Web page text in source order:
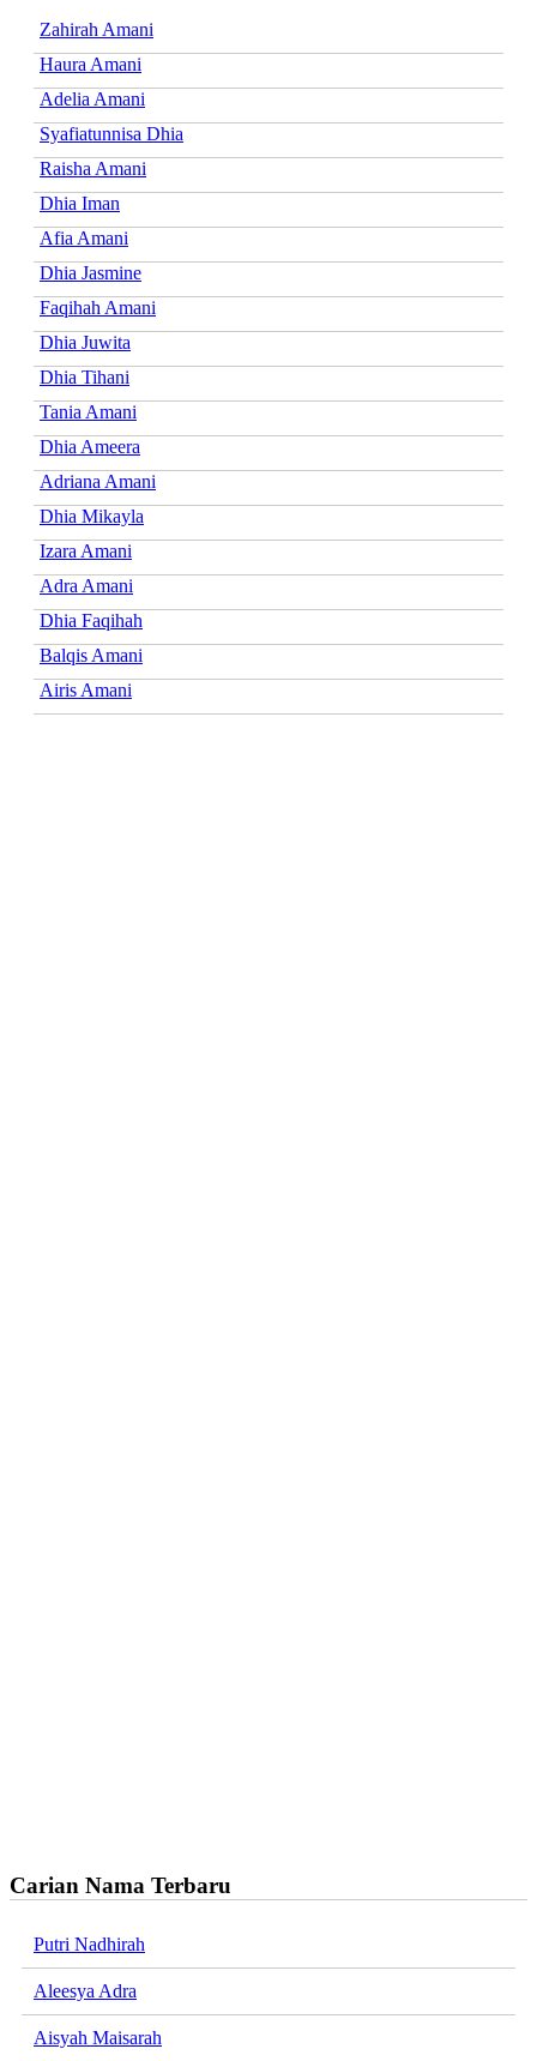
Zahirah Amani
Haura Amani
Adelia Amani
Syafiatunnisa Dhia
Raisha Amani
Dhia Iman
Afia Amani
Dhia Jasmine
Faqihah Amani
Dhia Juwita
Dhia Tihani
Tania Amani
Dhia Ameera
Adriana Amani
Dhia Mikayla
Izara Amani
Adra Amani
Dhia Faqihah
Balqis Amani
Airis Amani
Carian Nama Terbaru
Putri Nadhirah
Aleesya Adra
Aisyah Maisarah